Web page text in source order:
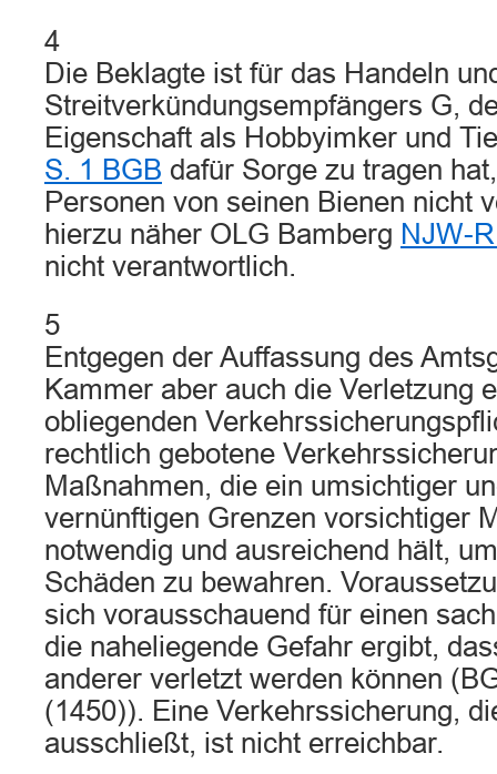
4
Die Beklagte ist für das Handeln
Streitverkündungsempfängers G,
Eigenschaft als Hobbyimker und
S. 1 BGB dafür Sorge zu tragen
Personen von seinen Bienen nicht
hierzu näher OLG Bamberg NJW-
nicht verantwortlich.
5
Entgegen der Auffassung des
Kammer aber auch die Verletzung
obliegenden
rechtlich gebotene
Maßnahmen, die ein umsichtiger
vernünftigen Grenzen vorsichtiger
notwendig und ausreichend hält,
Schäden zu bewahren.
sich vorausschauend für einen
die naheliegende Gefahr ergibt,
anderer verletzt werden können
(1450)). Eine Verkehrssicherung,
ausschließt, ist nicht erreichbar.